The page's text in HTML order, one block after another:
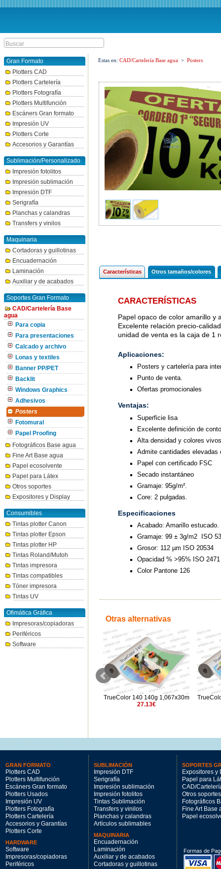
Gran Formato
Plotters CAD
Plotters Cartelería
Plotters Fotografía
Plotters Multifunción
Escáners Gran formato
Impresión UV
Plotters Corte
Accesorios y Garantías
Sublimación/Personalizado
Impresión fotolitos
Impresión sublimación
Impresión DTF
Serigrafía
Planchas y calandras
Transfers y vinilos
Maquinaria
Cortadoras y guillotinas
Encuadernación
Laminación
Auxiliar y de acabados
Soportes Gran Formato
CAD/Cartelería Base
agua
Para copia
Para presentaciones
Calcado y archivo
Lonas y textiles
Banner PP/PET
Backlit
Windows Graphics
Adhesivos
Posters
Fotomural
Papel Proofing
Fotográficos Base agua
Fine Art Base agua
Papel ecosolvente
Papel para Látex
Otros soportes
Expositores y Display
Consumibles
Tintas plotter Canon
Tintas plotter Epson
Tintas plotter HP
Tintas Roland/Mutoh
Tintas impresora
Tintas compatibles
Tóner impresora
Tintas UV
Ofimática Gráfica
Impresoras/copiadoras
Periféricos
Software
Estas en: CAD/Cartelería Base agua > Posters
Características Otros tamaños/colores
CARACTERÍSTICAS
Papel opaco de color amarillo y
Excelente relación precio-
unidad de venta es la caja de 1
Aplicaciones:
Posters y cartelería para
Punto de venta.
Ofertas promocionales
Ventajas:
Superficie lisa
Excelente definición de
Alta densidad y colores vivos
Admite cantidades elevadas
Papel con certificado FSC
Secado instantáneo
Gramaje: 95g/m².
Core: 2 pulgadas.
Especificaciones
Acabado: Amarillo estucado.
Gramaje: 99 ± 3g/m2 ISO
Grosor: 112 µm ISO 20534
Opacidad % >95% ISO 2471
Color Pantone 126
Otras alternativas
TrueColor 140 140g 1,524x30m
TrueColor 140 140g 1,067x30m
27.13€
GRAN FORMATO
Plotters CAD
Plotters Multifunción
Escáners Gran formato
Plotters Usados
Impresión UV
Plotters Fotografía
Plotters Cartelería
Accesorios y Garantías
Plotters Corte
HARDWARE
Software
Impresoras/copiadoras
Periféricos
SUBLIMACIÓN
Impresión DTF
Serigrafía
Impresión sublimación
Impresión fotolitos
Tintas Sublimación
Transfers y vinilos
Planchas y calandras
Artículos sublimables
MAQUINARIA
Encuadernación
Laminación
Auxiliar y de acabados
Cortadoras y guillotinas
SOPORTES
Expositores y
Papel para
CAD/
Otros soportes
Fotográficos
Fine Art Base
Papel
Formas de